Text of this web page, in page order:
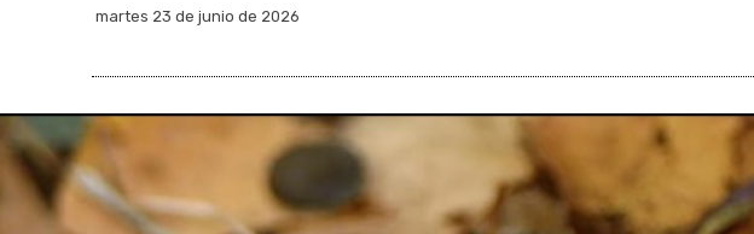
martes 23 de junio de 2026